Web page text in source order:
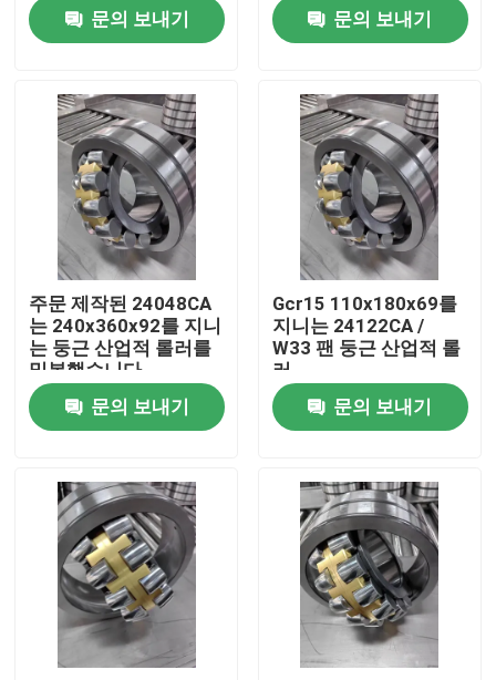
집
제품
비디오
회사 소개
공장 견학
품질 관리
소식
케이스
산업적 롤러베어링
문의 보내기
문의 보내기
주문 제작된 24048CA
는 240x360x92를 지니
는 둥근 산업적 롤러를
밀봉했습니다
문의 보내기
Gcr15 110x180x69를
지니는 24122CA /
W33 팬 둥근 산업적 롤
러
문의 보내기